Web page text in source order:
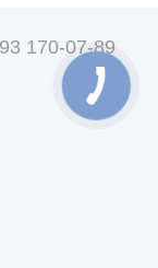
170-07-89